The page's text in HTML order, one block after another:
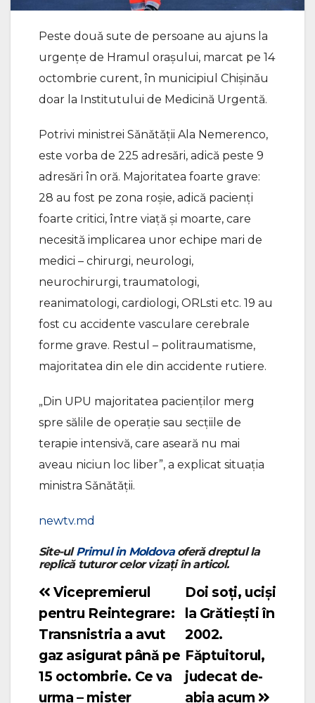
Peste douǎ sute de persoane au ajuns la
urgențe de Hramul orașului, marcat pe 14
octombrie curent, în municipiul Chișinǎu
doar la Institutului de Medicină Urgentă.
Potrivi ministrei Sǎnǎtǎții Ala Nemerenco,
este vorba de 225 adresǎri, adică peste 9
adresări în oră. Majoritatea foarte grave:
28 au fost pe zona roșie, adică pacienți
foarte critici, între viață și moarte, care
necesită implicarea unor echipe mari de
medici – chirurgi, neurologi,
neurochirurgi, traumatologi,
reanimatologi, cardiologi, ORLsti etc. 19 au
fost cu accidente vasculare cerebrale
forme grave. Restul – politraumatisme,
majoritatea din ele din accidente rutiere.
„Din UPU majoritatea pacienților merg
spre sălile de operație sau secțiile de
terapie intensivă, care aseară nu mai
aveau niciun loc liber”, a explicat situația
ministra Sǎnǎtǎții.
newtv.md
Site-ulPrimul in Moldovaoferă dreptul la
replică tuturor celor vizați în articol.
Navigare
în
Doi soți, uciși
la Grătiești în
2002.
Făptuitorul,
judecat de-
abia acum
Vicepremierul
pentru Reintegrare:
Transnistria a avut
gaz asigurat până pe
15 octombrie. Ce va
urma – mister